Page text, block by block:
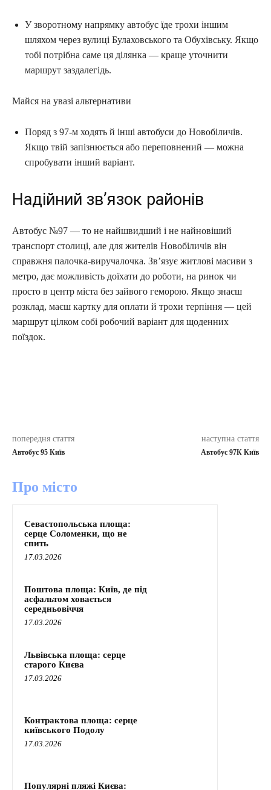
У зворотному напрямку автобус їде трохи іншим
шляхом через вулиці Булаховського та Обухівську. Якщо
тобі потрібна саме ця ділянка — краще уточнити
маршрут заздалегідь.
Майся на увазі альтернативи
Поряд з 97-м ходять й інші автобуси до Новобіличів.
Якщо твій запізнюється або переповнений — можна
спробувати інший варіант.
Надійний зв’язок районів
Автобус №97 — то не найшвидший і не найновіший
транспорт столиці, але для жителів Новобіличів він
справжня палочка-виручалочка. Зв’язує житлові масиви з
метро, дає можливість доїхати до роботи, на ринок чи
просто в центр міста без зайвого геморою. Якщо знаєш
розклад, маєш картку для оплати й трохи терпіння — цей
маршрут цілком собі робочий варіант для щоденних
поїздок.
попередня стаття
Автобус 95 Київ
наступна стаття
Автобус 97К Київ
Про місто
Севастопольська площа:
серце Соломенки, що не
спить
17.03.2026
Поштова площа: Київ, де під
асфальтом ховається
середньовіччя
17.03.2026
Львівська площа: серце
старого Києва
17.03.2026
Контрактова площа: серце
київського Подолу
17.03.2026
Популярні пляжі Києва: